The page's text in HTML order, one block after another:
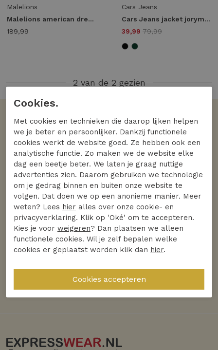
Malelions
Malelions american dream varsity jacket mma50026011 Jackets 49001 black
189,99
Cars Jeans
Cars Jeans jacket jorym 60665 Zomerjassen 01 black
39,99 79,99
2 van de 2 gezien
Volgens jullie
De favoriete merken
Bekijk alle merken
PME Legend
Cookies.
Met cookies en technieken die daarop lijken helpen
we je beter en persoonlijker. Dankzij functionele
cookies werkt de website goed. Ze hebben ook een
analytische functie. Zo maken we de website elke
dag een beetje beter. We laten je graag nuttige
advertenties zien. Daarom gebruiken we technologie
om je gedrag binnen en buiten onze website te
volgen. Dat doen we op een anonieme manier. Meer
weten? Lees hier alles over onze cookie- en
privacyverklaring. Klik op 'Oké' om te accepteren.
Kies je voor weigeren? Dan plaatsen we alleen
functionele cookies. Wil je zelf bepalen welke
cookies er geplaatst worden klik dan hier.